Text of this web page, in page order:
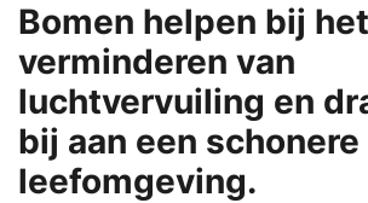
Bomen helpen bij het
verminderen van
luchtvervuiling en
bij aan een schonere
leefomgeving.